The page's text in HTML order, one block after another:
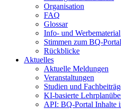
Organisation
FAQ
Glossar
Info- und Werbematerial
Stimmen zum BQ-Portal
Rückblicke
Aktuelles
Aktuelle Meldungen
Veranstaltungen
Studien und
KI-basierte
API: BQ-Portal Inhalte